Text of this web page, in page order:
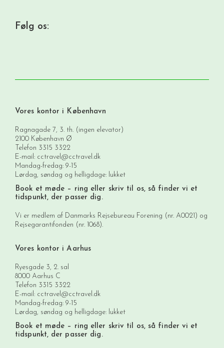
Følg os:
Vores kontor i København
Ragnagade 7, 3. th. (ingen elevator)
2100 København Ø
Telefon 3315 3322
E-mail: cctravel@cctravel.dk
Mandag-fredag: 9-15
Lørdag, søndag og helligdage: lukket
Book et møde – ring eller skriv til os, så finder vi et
tidspunkt, der passer dig.
Vi er medlem af Danmarks Rejsebureau Forening (nr. A0021) og
Rejsegarantifonden (nr. 1068).
Vores kontor i Aarhus
Ryesgade 3, 2. sal
8000 Aarhus C
Telefon 3315 3322
E-mail: cctravel@cctravel.dk
Mandag-fredag: 9-15
Lørdag, søndag og helligdage: lukket
Book et møde – ring eller skriv til os, så finder vi et
tidspunkt, der passer dig.